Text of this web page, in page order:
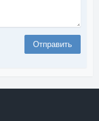
Отправить